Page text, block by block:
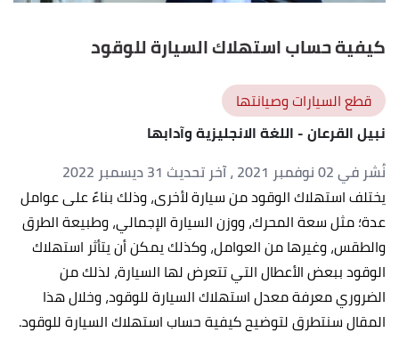
كيفية حساب استهلاك السيارة للوقود
قطع السيارات وصيانتها
نبيل القرعان- اللغة الانجليزية وآدابها
نُشر في 02 نوفمبر 2021
، آخر تحديث 31 ديسمبر 2022
يختلف استهلاك الوقود من سيارة لأخرى، وذلك بناءً على عوامل
عدة؛ مثل سعة المحرك، ووزن السيارة الإجمالي، وطبيعة الطرق
والطقس، وغيرها من العوامل، وكذلك يمكن أن يتأثر استهلاك
الوقود ببعض الأعطال التي تتعرض لها السيارة، لذلك من
الضروري معرفة معدل استهلاك السيارة للوقود، وخلال هذا
المقال سنتطرق لتوضيح كيفية حساب استهلاك السيارة للوقود.